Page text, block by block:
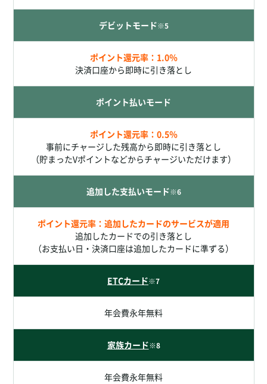
デビットモード※5
ポイント還元率：1.0％
決済口座から即時に引き落とし
ポイント払いモード
ポイント還元率：0.5％
事前にチャージした残高から即時に引き落とし
（貯まったVポイントなどからチャージいただけます）
追加した支払いモード※6
ポイント還元率：追加したカードのサービスが適用
追加したカードでの引き落とし
（お支払い日・決済口座は追加したカードに準ずる）
ETCカード※7
年会費永年無料
家族カード※8
年会費永年無料